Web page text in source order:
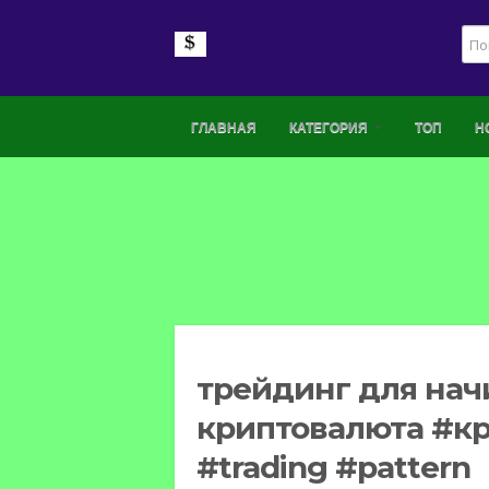
ГЛАВНАЯ КАТЕГОРИЯ ТОП
трейдинг для
криптовалюта
#trading #pattern